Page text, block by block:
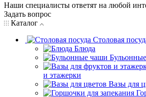
Наши специалисты ответят на любой
Задать вопрос
Каталог
Столовая
Блюда
и этажерки
Вазы для